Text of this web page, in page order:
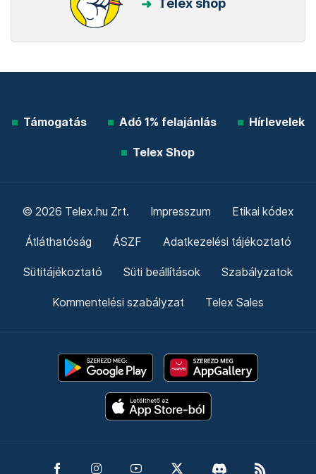
Támogatás Adó 1% felajánlás Hírlevelek
Telex Shop
© 2026 Telex.hu Zrt. Impresszum Etikai kódex
Átláthatóság ÁSZF Adatkezelési tájékoztató
Sütitájékoztató Süti beállítások Szabályzatok
Kommentelési szabályzat Telex Sales